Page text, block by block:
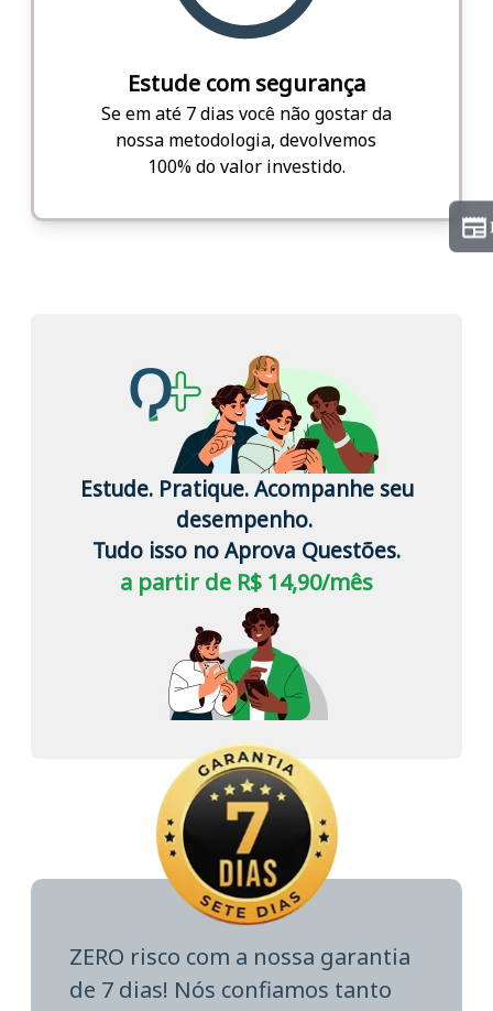
Estude com segurança
Se em até 7 dias você não gostar da
nossa metodologia, devolvemos
100% do valor investido.
Estude. Pratique. Acompanhe seu
desempenho.
Tudo isso no Aprova Questões.
a partir de R$ 14,90/mês
ZERO risco com a nossa garantia
de 7 dias! Nós confiamos tanto